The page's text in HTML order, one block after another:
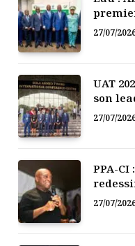
27/07/
UAT
son
27/07/
PPA-
27/07/